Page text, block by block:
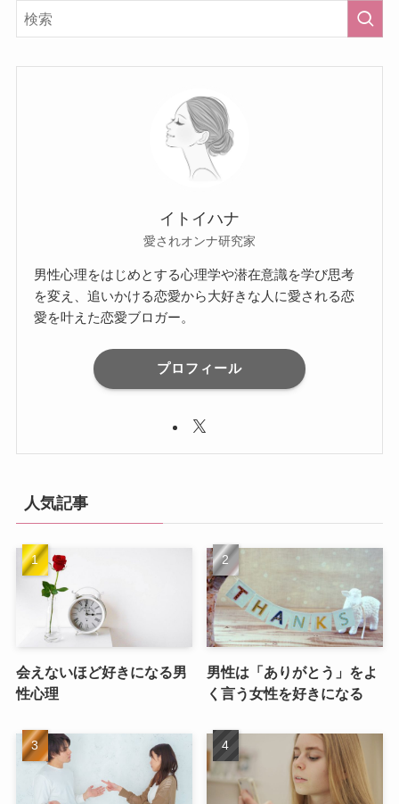
イトイハナ
愛されオンナ研究家
男性心理をはじめとする心理学や潜在意識を学び思考
を変え、追いかける恋愛から大好きな人に愛される恋
愛を叶えた恋愛ブロガー。
プロフィール
人気記事
会えないほど好きになる男
性心理
男性は「ありがとう」をよ
く言う女性を好きになる